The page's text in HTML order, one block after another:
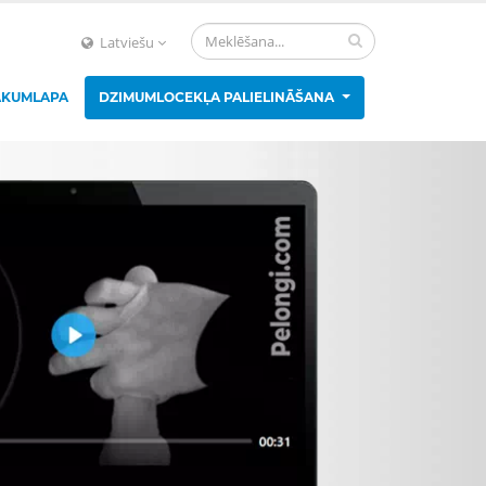
Latviešu
DZIMUMLOCEKĻA PALIELINĀŠANA